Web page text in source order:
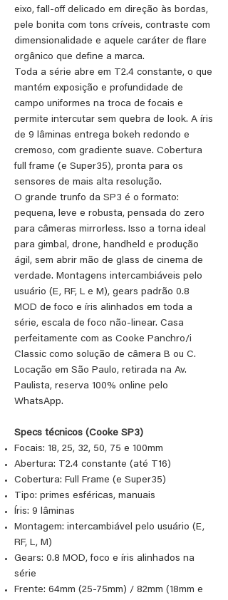
eixo, fall-off delicado em direção às bordas,
pele bonita com tons críveis, contraste com
dimensionalidade e aquele caráter de flare
orgânico que define a marca.
Toda a série abre em T2.4 constante, o que
mantém exposição e profundidade de
campo uniformes na troca de focais e
permite intercutar sem quebra de look. A íris
de 9 lâminas entrega bokeh redondo e
cremoso, com gradiente suave. Cobertura
full frame (e Super35), pronta para os
sensores de mais alta resolução.
O grande trunfo da SP3 é o formato:
pequena, leve e robusta, pensada do zero
para câmeras mirrorless. Isso a torna ideal
para gimbal, drone, handheld e produção
ágil, sem abrir mão de glass de cinema de
verdade. Montagens intercambiáveis pelo
usuário (E, RF, L e M), gears padrão 0.8
MOD de foco e íris alinhados em toda a
série, escala de foco não-linear. Casa
perfeitamente com as Cooke Panchro/i
Classic como solução de câmera B ou C.
Locação em São Paulo, retirada na Av.
Paulista, reserva 100% online pelo
WhatsApp.
Specs técnicos (Cooke SP3)
Focais: 18, 25, 32, 50, 75 e 100mm
Abertura: T2.4 constante (até T16)
Cobertura: Full Frame (e Super35)
Tipo: primes esféricas, manuais
Íris: 9 lâminas
Montagem: intercambiável pelo usuário (E,
RF, L, M)
Gears: 0.8 MOD, foco e íris alinhados na
série
Frente: 64mm (25-75mm) / 82mm (18mm e